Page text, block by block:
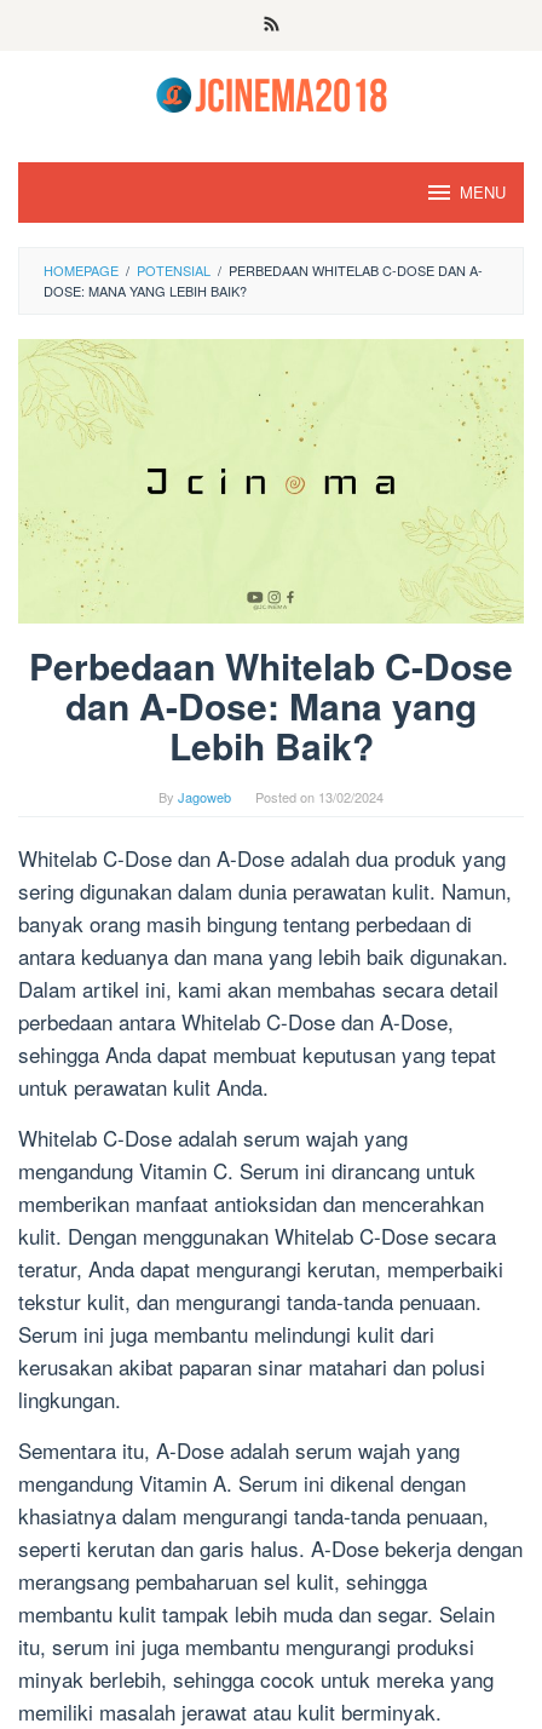
MENU
HOMEPAGE / POTENSIAL / PERBEDAAN WHITELAB C-DOSE DAN A-
DOSE: MANA YANG LEBIH BAIK?
Perbedaan Whitelab C-Dose
dan A-Dose: Mana yang
Lebih Baik?
By Jagoweb Posted on 13/02/2024
Whitelab C-Dose dan A-Dose adalah dua produk yang
sering digunakan dalam dunia perawatan kulit. Namun,
banyak orang masih bingung tentang perbedaan di
antara keduanya dan mana yang lebih baik digunakan.
Dalam artikel ini, kami akan membahas secara detail
perbedaan antara Whitelab C-Dose dan A-Dose,
sehingga Anda dapat membuat keputusan yang tepat
untuk perawatan kulit Anda.
Whitelab C-Dose adalah serum wajah yang
mengandung Vitamin C. Serum ini dirancang untuk
memberikan manfaat antioksidan dan mencerahkan
kulit. Dengan menggunakan Whitelab C-Dose secara
teratur, Anda dapat mengurangi kerutan, memperbaiki
tekstur kulit, dan mengurangi tanda-tanda penuaan.
Serum ini juga membantu melindungi kulit dari
kerusakan akibat paparan sinar matahari dan polusi
lingkungan.
Sementara itu, A-Dose adalah serum wajah yang
mengandung Vitamin A. Serum ini dikenal dengan
khasiatnya dalam mengurangi tanda-tanda penuaan,
seperti kerutan dan garis halus. A-Dose bekerja dengan
merangsang pembaharuan sel kulit, sehingga
membantu kulit tampak lebih muda dan segar. Selain
itu, serum ini juga membantu mengurangi produksi
minyak berlebih, sehingga cocok untuk mereka yang
memiliki masalah jerawat atau kulit berminyak.